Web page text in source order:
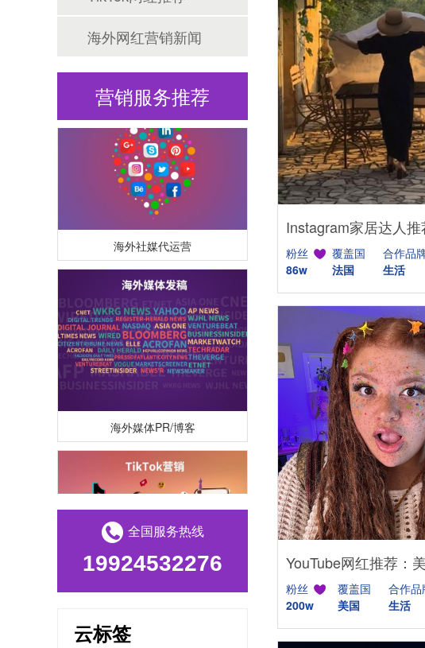
粉丝
86w
覆盖国
法国
合作品
生活
粉丝
200w
覆盖国
美国
合作品
生活
海外网红营销新闻
营销服务推荐
海外网红营销
海外社媒代运营
海外媒体PR/博客
Tiktok海外营销
全国服务热线
19924532276
云标签